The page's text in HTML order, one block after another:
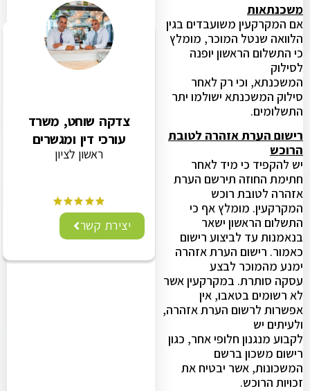
משכנתאות
אם המקרקעין משועבדים בגין
הלוואה שנטל המוכר, מומלץ
כי התשלום הראשון יופנה
לסילוק
המשכנתא, וכי רק לאחר
סילוק המשכנתא ישולמו יתר
התשלומים.
רישום הערת אזהרה לטובת
הרוכש
יש להקפיד כי מיד לאחר
חתימת החוזה תירשם הערת
אזהרה לטובת רוכש
המקרקעין. מומלץ אף כי
התשלום הראשון ישאר
בנאמנות עד לביצוע רישום
כאמור. רישום הערת אזהרה
ימנע מהמוכר לבצע
עסקה סותרת. במקרקעין אשר
לא רשומים בטאבו, אין
אפשרות לרשום הערת אזהרה,
ולעיתים יש
לקבוע מנגנון חלופי אחר, כגון
רישום משכון ברשם
המשכונות, אשר יבטיח את
זכויות הרוכש.
צדקה שוחט, משרד
עורכי דין ומגשרים
ראשון לציון
יצירת קשר